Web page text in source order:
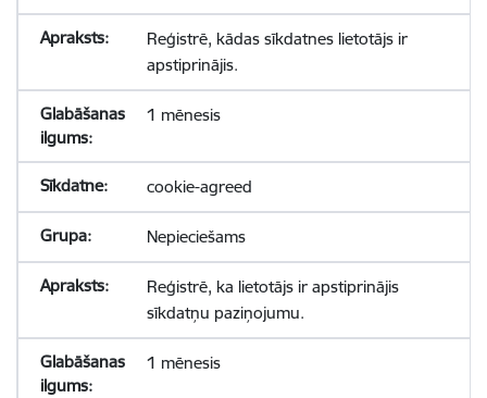
Reģistrē, kādas sīkdatnes lietotājs ir
apstiprinājis.
1 mēnesis
cookie-agreed
Nepieciešams
Reģistrē, ka lietotājs ir apstiprinājis
sīkdatņu paziņojumu.
1 mēnesis